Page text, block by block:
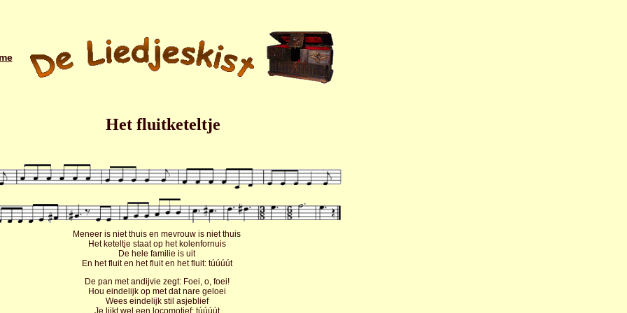
Het fluitketeltje
Meneer is niet thuis en mevrouw is niet thuis
Het keteltje staat op het kolenfornuis
De hele familie is uit
En het fluit en het fluit en het fluit: túúúút
De pan met andijvie zegt: Foei, o, foei!
Hou eindelijk op met dat nare geloei
Wees eindelijk stil asjeblief
Je lijkt wel een locomotief: túúúút